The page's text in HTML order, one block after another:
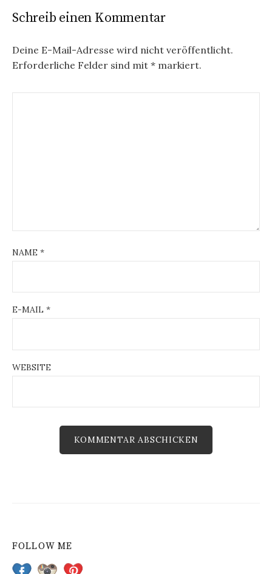
r
g
s
n
o
Schreib einen Kommentar
Deine E-Mail-Adresse wird nicht veröffentlicht.
Erforderliche Felder sind mit * markiert.
NAME *
E-MAIL *
WEBSITE
FOLLOW ME